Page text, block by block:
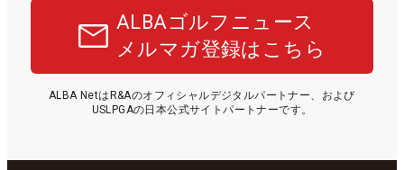
ALBAゴルフニュース
メルマガ登録はこちら
ALBA NetはR&Aのオフィシャルデジタルパートナー、および
USLPGAの日本公式サイトパートナーです。